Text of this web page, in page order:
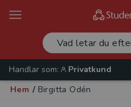
Handlar som:
Privatkund
Hem / Birgitta Odén